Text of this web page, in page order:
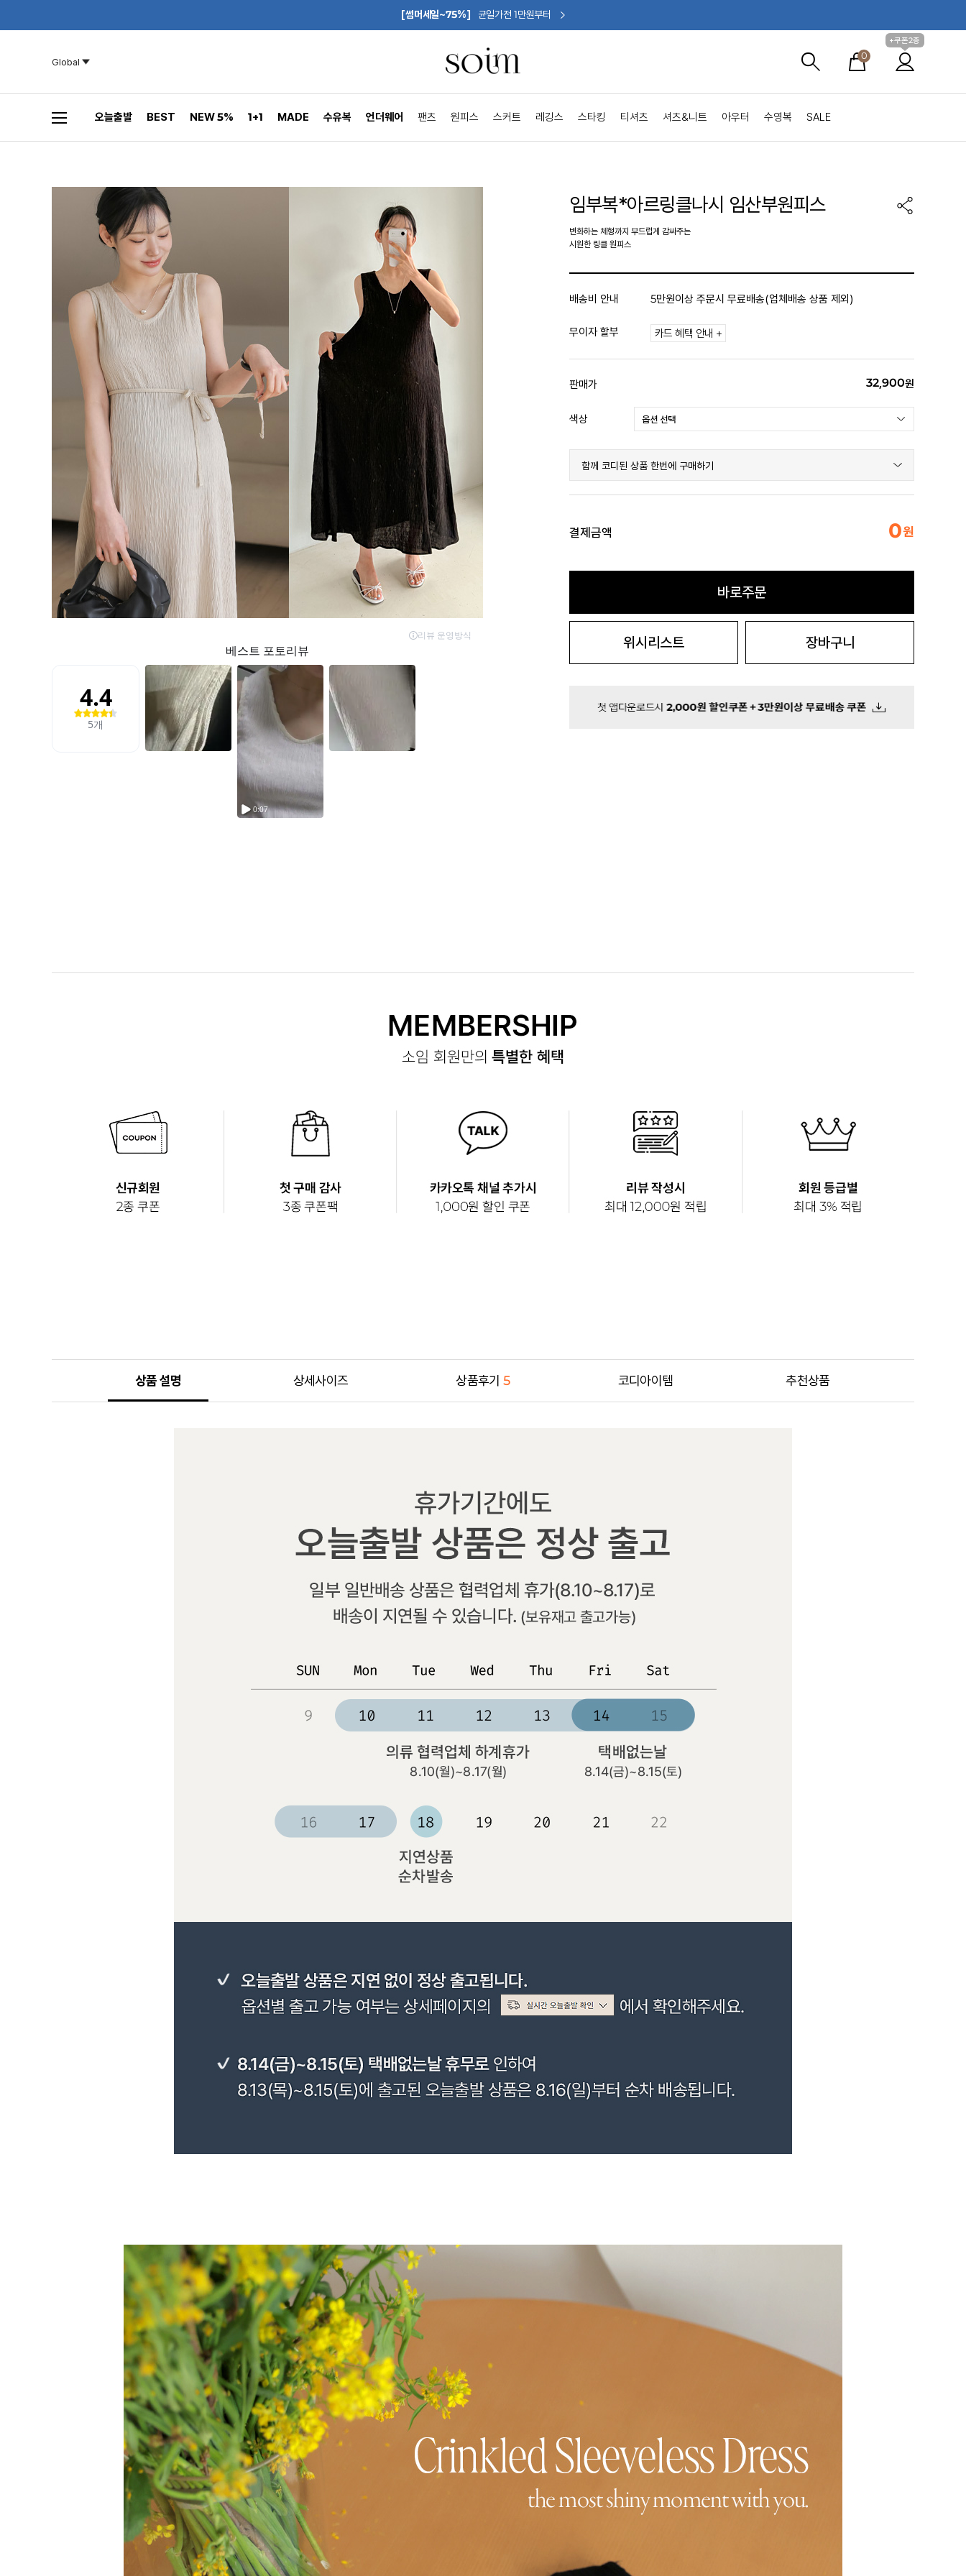
[썸머세일~75%] 균일가전 1만원부터
Global
0
+쿠폰2종
오늘출발 BEST NEW 5% 1+1 MADE 수유복 언더웨어 팬츠 원피스 스커트 레깅스 스타킹 티셔츠 셔츠&니트 아우터 수영복 SALE
임부복*아르링클나시 임산부원피스
변화하는 체형까지 부드럽게 감싸주는
시원한 링클 원피스
배송비 안내 5만원이상 주문시 무료배송(업체배송 상품 제외)
무이자 할부 카드 혜택 안내 +
판매가 32,900원
색상
함께 코디된 상품 한번에 구매하기
결제금액 0원
바로주문
위시리스트 장바구니
상품 설명 상세사이즈 상품후기5 코디아이템 추천상품